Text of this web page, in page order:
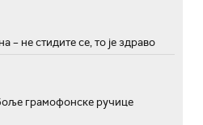
– не стидите се, то је здраво
грамофонске ручице